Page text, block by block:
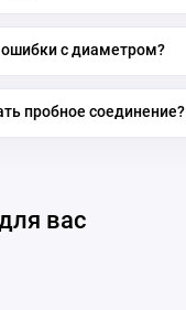
с диаметром?
пробное соединение?
вас